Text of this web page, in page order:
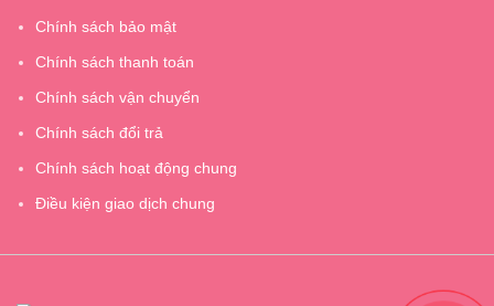
Chính sách bảo mật
Chính sách thanh toán
Chính sách vận chuyển
Chính sách đổi trả
Chính sách hoạt động chung
Điều kiện giao dịch chung